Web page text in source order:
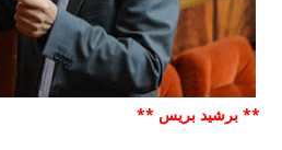
** برشيد بريس **